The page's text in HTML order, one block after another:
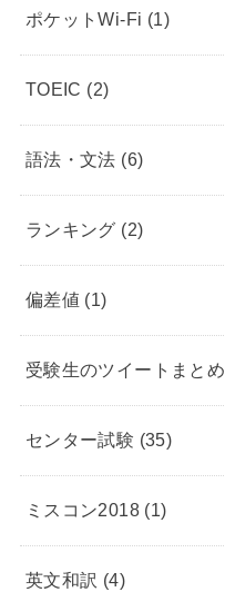
ポケットWi-Fi (1)
TOEIC (2)
語法・文法 (6)
ランキング (2)
偏差値 (1)
受験生のツイートまとめ
センター試験 (35)
ミスコン2018 (1)
英文和訳 (4)